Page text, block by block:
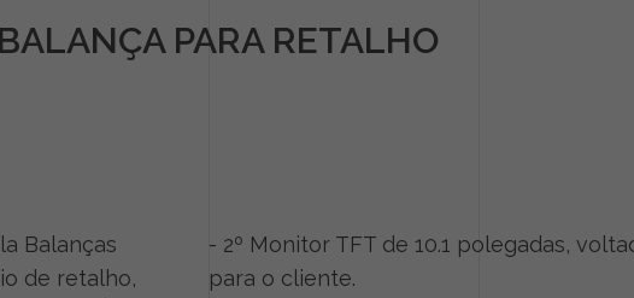
PARA RETALHO
Balanças
de retalho,
- 2º Monitor TFT de 10.1 polegadas,
para o cliente.